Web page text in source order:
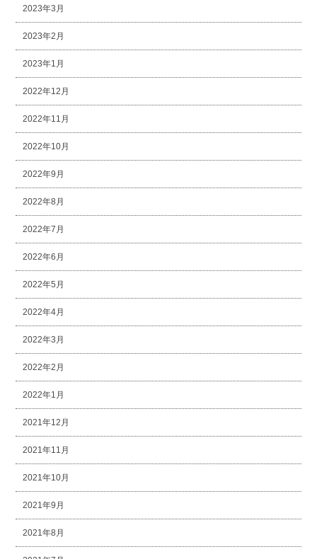
2023年3月
2023年2月
2023年1月
2022年12月
2022年11月
2022年10月
2022年9月
2022年8月
2022年7月
2022年6月
2022年5月
2022年4月
2022年3月
2022年2月
2022年1月
2021年12月
2021年11月
2021年10月
2021年9月
2021年8月